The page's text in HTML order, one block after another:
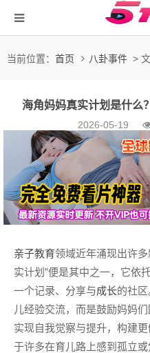
当前位置： 首页 八卦事件 >
海角妈妈真实计划是什么
2026-05-19
亲子教育领域近年涌现出许
实计划”便是其中之一，它依
一个记录、分享与成长的社
儿经验交流，而是鼓励妈妈
实现自我觉察与提升，构建
于许多在育儿路上感到孤立